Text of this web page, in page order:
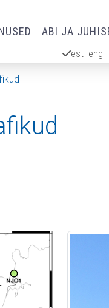
ABI JA
est eng